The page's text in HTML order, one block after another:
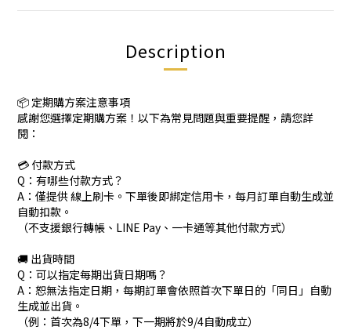
Description
📦 定期購方案注意事項
感謝您選擇定期購方案！以下為常見問題與重要提醒，請您詳
閱：
💳 付款方式
Q：有哪些付款方式？
A：僅提供 線上刷卡。下單後即綁定信用卡，每月訂單自動生成並
自動扣款。
（不支援銀行轉帳、LINE Pay、一卡通等其他付款方式）
🚚 出貨時間
Q：可以指定每期出貨日期嗎？
A：恕無法指定日期，每期訂單會依照首次下單日的「同日」自動
生成並出貨。
（例：首次為8/4下單，下一期將於9/4自動成立）